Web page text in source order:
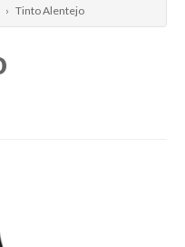
› Tinto Alentejo